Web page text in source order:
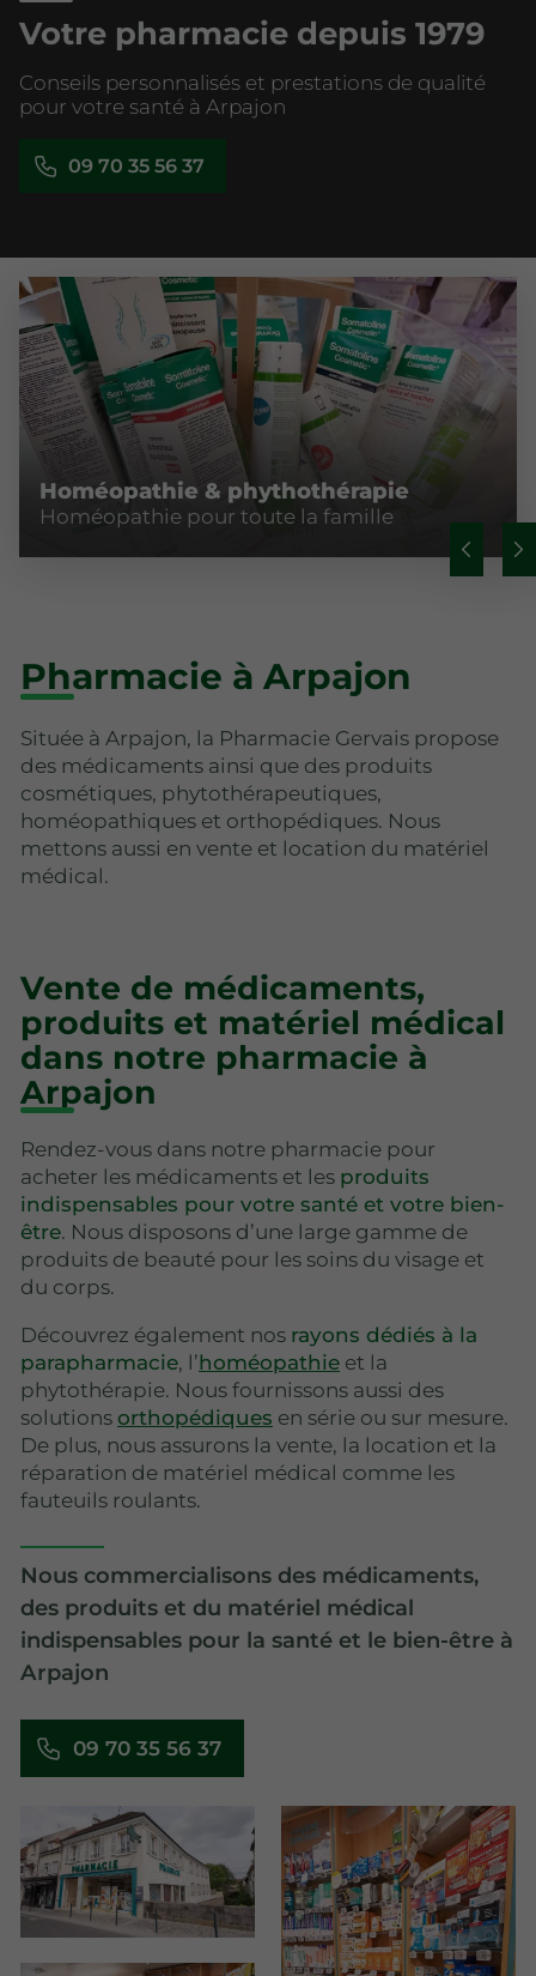
Votre pharmacie depuis 1979
Conseils personnalisés et prestations de qualité
pour votre santé à Arpajon
09 70 35 56 37
Homéopathie & phythothérapie
Homéopathie pour toute la famille
Pharmacie à Arpajon
Située à Arpajon, la Pharmacie Gervais propose
des médicaments ainsi que des produits
cosmétiques, phytothérapeutiques,
homéopathiques et orthopédiques. Nous
mettons aussi en vente et location du matériel
médical.
Vente de médicaments,
produits et matériel médical
dans notre pharmacie à
Arpajon
Rendez-vous dans notre pharmacie pour
acheter les médicaments et les produits
indispensables pour votre santé et votre bien-
être. Nous disposons d’une large gamme de
produits de beauté pour les soins du visage et
du corps.
Découvrez également nos rayons dédiés à la
parapharmacie, l’homéopathie et la
phytothérapie. Nous fournissons aussi des
solutions orthopédiques en série ou sur mesure.
De plus, nous assurons la vente, la location et la
réparation de matériel médical comme les
fauteuils roulants.
Nous commercialisons des médicaments,
des produits et du matériel médical
indispensables pour la santé et le bien-être à
Arpajon
09 70 35 56 37